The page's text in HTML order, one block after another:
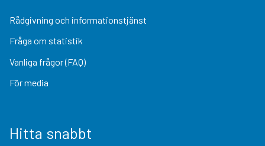
Rådgivning och informationstjänst
Fråga om statistik
Vanliga frågor (FAQ)
För media
Hitta snabbt